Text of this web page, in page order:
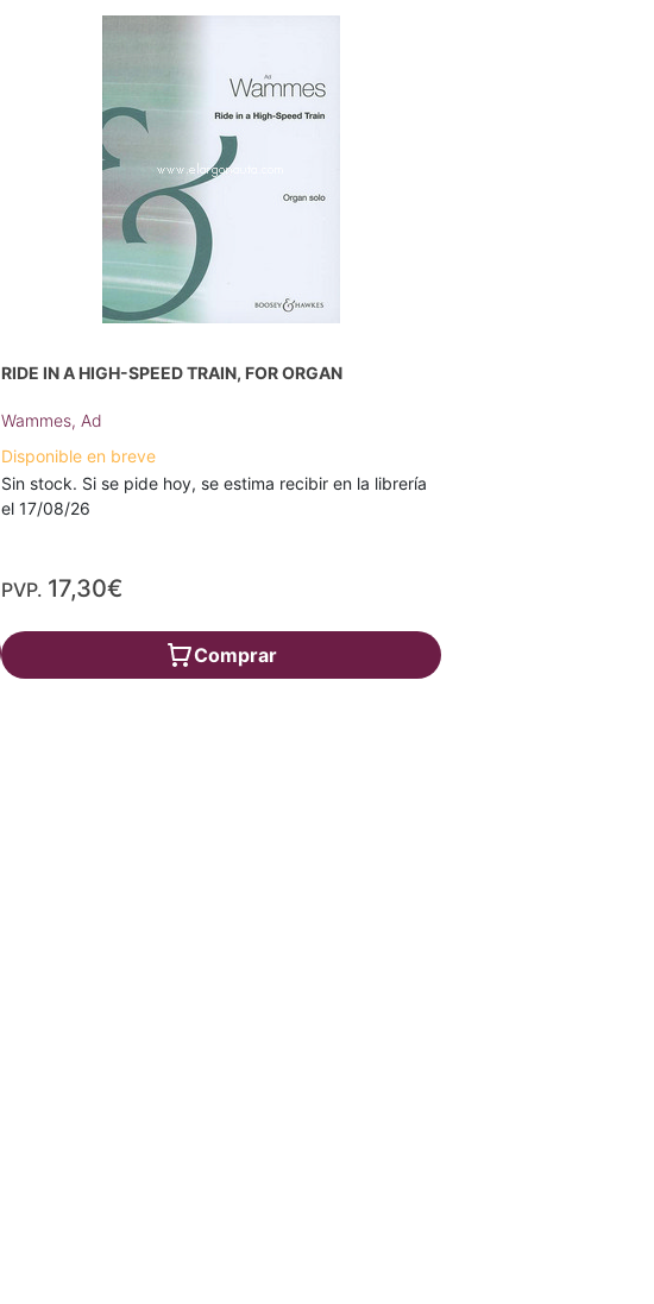
RIDE IN A HIGH-SPEED TRAIN, FOR ORGAN
Wammes, Ad
Disponible en breve
Sin stock. Si se pide hoy, se estima recibir en la librería
el 17/08/26
PVP. 17,30€
Comprar